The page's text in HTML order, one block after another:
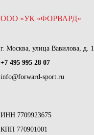
ООО «УК «ФОРВАРД»
г. Москва, улица Вавилова, д. 1
+7 495 995 28 07
info@forward-sport.ru
ИНН 7709923675
КПП 770901001